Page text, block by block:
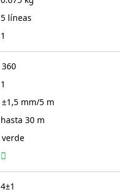
5 líneas
1
360
1
±1,5 mm/5 m
hasta 30 m
verde
4±1